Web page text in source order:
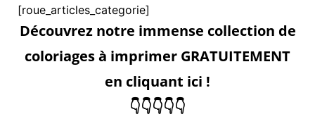
[roue_articles_categorie]
Découvrez notre immense collection de
coloriages à imprimer GRATUITEMENT
en cliquant ici !
👇👇👇👇👇